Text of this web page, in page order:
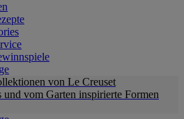
von Le Creuset
und vom Garten inspirierte Formen